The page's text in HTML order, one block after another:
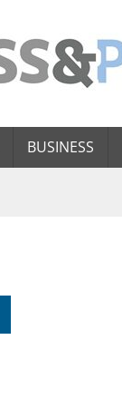
BUSINESS